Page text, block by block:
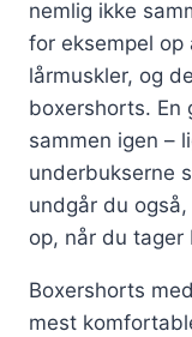
nemlig ikke
for eksempel op
lårmuskler, og
boxershorts.
sammen igen –
underbukserne
undgår du
op, når du tager
Boxershorts
mest